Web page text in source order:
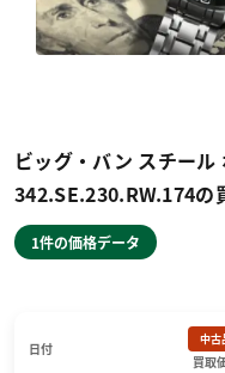
ビッグ・バン スチール
342.SE.230.RW.174の
1件の価格データ
日付
中古
買取